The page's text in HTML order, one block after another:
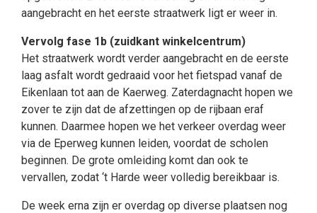
aangebracht en het eerste straatwerk ligt er weer in.
Vervolg fase 1b (zuidkant winkelcentrum)
Het straatwerk wordt verder aangebracht en de eerste
laag asfalt wordt gedraaid voor het fietspad vanaf de
Eikenlaan tot aan de Kaerweg. Zaterdagnacht hopen we
zover te zijn dat de afzettingen op de rijbaan eraf
kunnen. Daarmee hopen we het verkeer overdag weer
via de Eperweg kunnen leiden, voordat de scholen
beginnen. De grote omleiding komt dan ook te
vervallen, zodat ‘t Harde weer volledig bereikbaar is.
De week erna zijn er overdag op diverse plaatsen nog